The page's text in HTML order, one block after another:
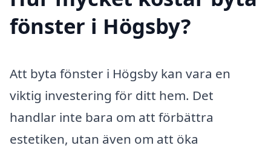
fönster i Högsby?
Att byta fönster i Högsby kan vara en
viktig investering för ditt hem. Det
handlar inte bara om att förbättra
estetiken, utan även om att öka